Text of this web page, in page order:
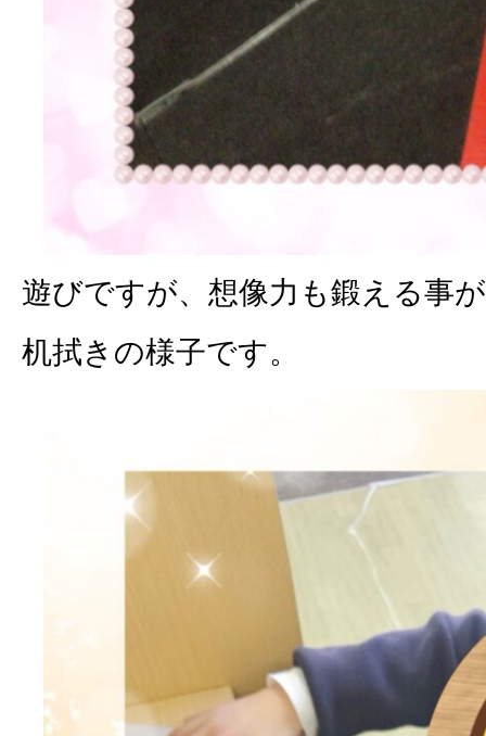
遊びですが、想像力も鍛える事
机拭きの様子です。